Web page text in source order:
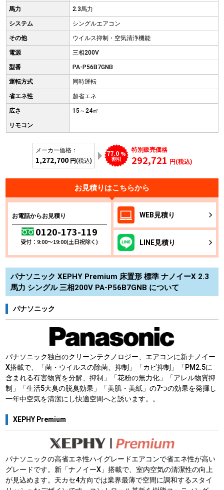
馬力 2.3馬力
システム シングルエアコン
その他 ウイルス抑制・空気清浄機能
電源 三相200V
型番 PA-P56B7GNB
運転方式 同時運転
省エネ性 超省エネ
広さ 15～24㎡
リモコン
メーカー価格：
1,272,700 円(税込)
77.0 %
割引
特別販売価格
292,721 円(税込)
お見積りはこちらから
お電話からお見積り
0120-173-119
受付：9:00～19:00(土日祝除く)
WEB 見積り
LINE見積り
パナソニック XEPHY Premium 床置形 標準 ナノイーX 2.3
馬力 シングル 三相200V PA-P56B7GNB について
パナソニック
パナソニック独自のクリーンテクノロジー、エアコンに新ナノイー
X搭載で、「菌・ウイルスの除菌、抑制」「カビ抑制」「PM2.5に
含まれる有害物質を分解、抑制」「花粉の無力化」「アレル物質抑
制」「生活5大臭の脱臭効果」「美肌・美紙」の7つの効果を発揮し
一年中空気を清潔にし快適空間へと誘います。。
XEPHY Premium
パナソニックの高省エネ性ハイグレードエアコンで省エネ性が高い
グレードです。新「ナノイーX」搭載で、室内空気の清潔性の向上
が見込めます。天カセ4方向では業界最薄で空間に調和するスタイ